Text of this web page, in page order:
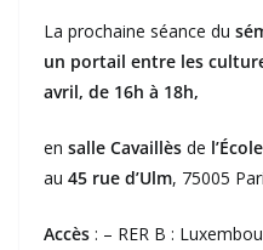
La prochaine séance du
un portail entre les
avril, de 16h à 18h,
en salle Cavaillès de
au 45 rue d’Ulm, 75005
Accès : – RER B :